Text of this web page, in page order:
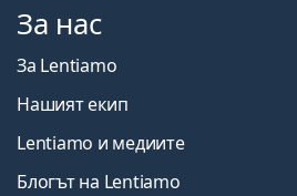
За нас
За Lentiamo
Нашият екип
Lentiamo и медиите
Блогът на Lentiamo